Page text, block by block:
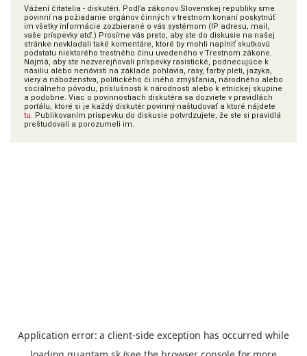
Vážení čitatelia - diskutéri. Podľa zákonov Slovenskej republiky sme
povinní na požiadanie orgánov činných v trestnom konaní poskytnúť
im všetky informácie zozbierané o vás systémom (IP adresu, mail,
vaše príspevky atď.) Prosíme vás preto, aby ste do diskusie na našej
stránke nevkladali také komentáre, ktoré by mohli naplniť skutkovú
podstatu niektorého trestného činu uvedeného v Trestnom zákone.
Najmä, aby ste nezverejňovali príspevky rasistické, podnecujúce k
násiliu alebo nenávisti na základe pohlavia, rasy, farby pleti, jazyka,
viery a náboženstva, politického či iného zmýšľania, národného alebo
sociálneho pôvodu, príslušnosti k národnosti alebo k etnickej skupine
a podobne. Viac o povinnostiach diskutéra sa dozviete v pravidlách
portálu, ktoré si je každý diskutér povinný naštudovať a ktoré nájdete
tu. Publikovaním príspevku do diskusie potvrdzujete, že ste si pravidlá
preštudovali a porozumeli im.